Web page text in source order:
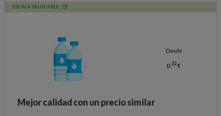
ESCALA SALUDABLE
Desde
0,22 €
Mejor calidad con un precio similar